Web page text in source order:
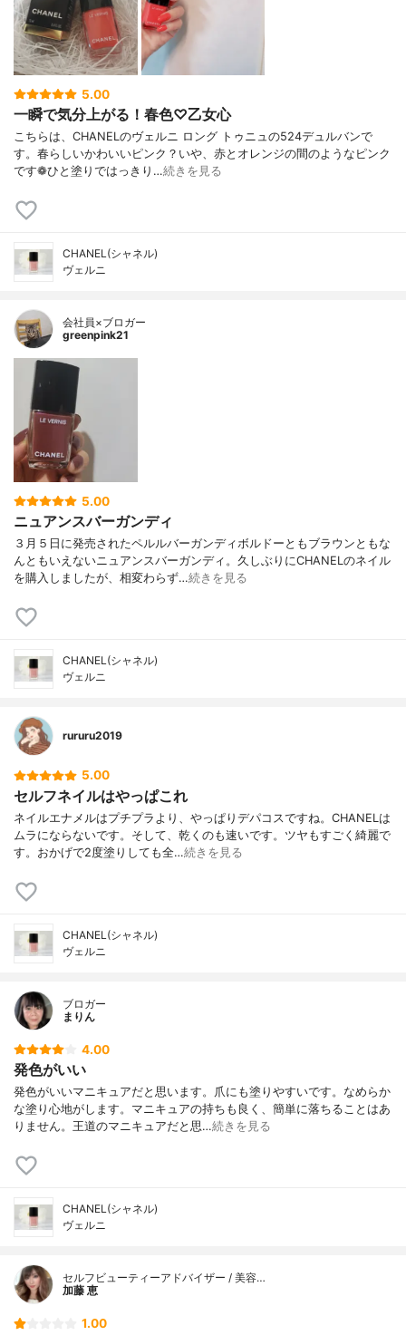
5.00
一瞬で気分上がる！春色♡乙女心
こちらは、CHANELのヴェルニ ロング トゥニュの524デュルバンで
す。春らしいかわいいピンク？いや、赤とオレンジの間のようなピンク
です❁︎ひと塗りではっきり…続きを見る
CHANEL(シャネル)
ヴェルニ
会社員×ブロガー
greenpink21
5.00
ニュアンスバーガンディ
３月５日に発売されたペルルバーガンディボルドーともブラウンともな
んともいえないニュアンスバーガンディ。久しぶりにCHANELのネイル
を購入しましたが、相変わらず…続きを見る
CHANEL(シャネル)
ヴェルニ
rururu2019
5.00
セルフネイルはやっぱこれ
ネイルエナメルはプチプラより、やっぱりデパコスですね。CHANELは
ムラにならないです。そして、乾くのも速いです。ツヤもすごく綺麗で
す。おかげで2度塗りしても全…続きを見る
CHANEL(シャネル)
ヴェルニ
ブロガー
まりん
4.00
発色がいい
発色がいいマニキュアだと思います。爪にも塗りやすいです。なめらか
な塗り心地がします。マニキュアの持ちも良く、簡単に落ちることはあ
りません。王道のマニキュアだと思…続きを見る
CHANEL(シャネル)
ヴェルニ
セルフビューティーアドバイザー / 美容…
加藤 恵
1.00